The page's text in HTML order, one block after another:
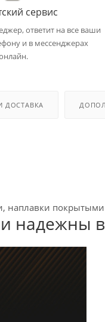
сервис
ответит на все ваши
и в мессенджерах
ДОСТАВКА
в